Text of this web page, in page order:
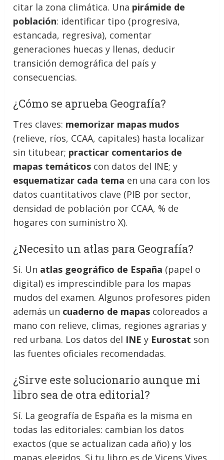
citar la zona climática. Una pirámide de
población: identificar tipo (progresiva,
estancada, regresiva), comentar
generaciones huecas y llenas, deducir
transición demográfica del país y
consecuencias.
¿Cómo se aprueba Geografía?
Tres claves: memorizar mapas mudos
(relieve, ríos, CCAA, capitales) hasta localizar
sin titubear; practicar comentarios de
mapas temáticos con datos del INE; y
esquematizar cada tema en una cara con los
datos cuantitativos clave (PIB por sector,
densidad de población por CCAA, % de
hogares con suministro X).
¿Necesito un atlas para Geografía?
Sí. Un atlas geográfico de España (papel o
digital) es imprescindible para los mapas
mudos del examen. Algunos profesores piden
además un cuaderno de mapas coloreados a
mano con relieve, climas, regiones agrarias y
red urbana. Los datos del INE y Eurostat son
las fuentes oficiales recomendadas.
¿Sirve este solucionario aunque mi
libro sea de otra editorial?
Sí. La geografía de España es la misma en
todas las editoriales: cambian los datos
exactos (que se actualizan cada año) y los
mapas elegidos. Si tu libro es de Vicens Vives